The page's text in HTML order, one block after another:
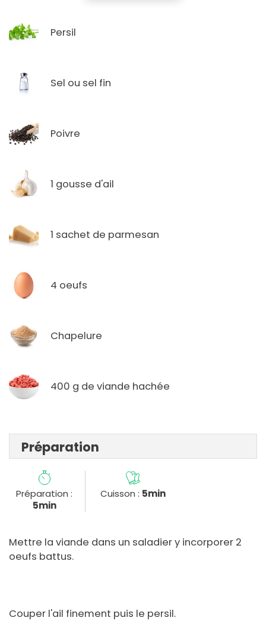
Persil
Sel ou sel fin
Poivre
1 gousse d'ail
1 sachet de parmesan
4 oeufs
Chapelure
400 g de viande hachée
Préparation
Préparation :
5min
Cuisson : 5min
Mettre la viande dans un saladier y incorporer 2
oeufs battus.
Couper l'ail finement puis le persil.